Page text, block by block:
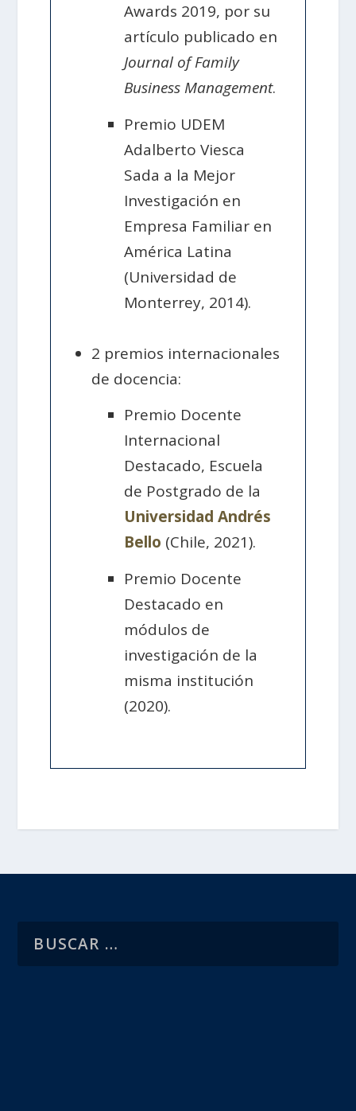
Awards 2019, por su
artículo publicado en
Journal of Family
Business Management.
Premio UDEM
Adalberto Viesca
Sada a la Mejor
Investigación en
Empresa Familiar en
América Latina
(Universidad de
Monterrey, 2014).
2 premios internacionales
de docencia:
Premio Docente
Internacional
Destacado, Escuela
de Postgrado de la
Universidad Andrés
Bello (Chile, 2021).
Premio Docente
Destacado en
módulos de
investigación de la
misma institución
(2020).